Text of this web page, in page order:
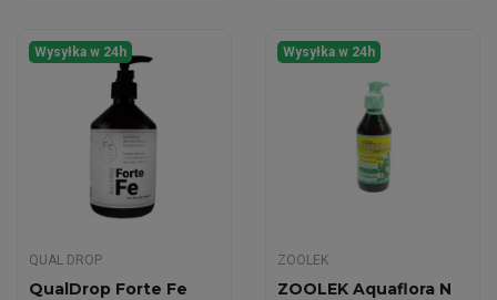
Wysyłka w 24h
QUAL DROP
QualDrop Forte Fe
Wysyłka w 24h
ZOOLEK
ZOOLEK Aquaflora N